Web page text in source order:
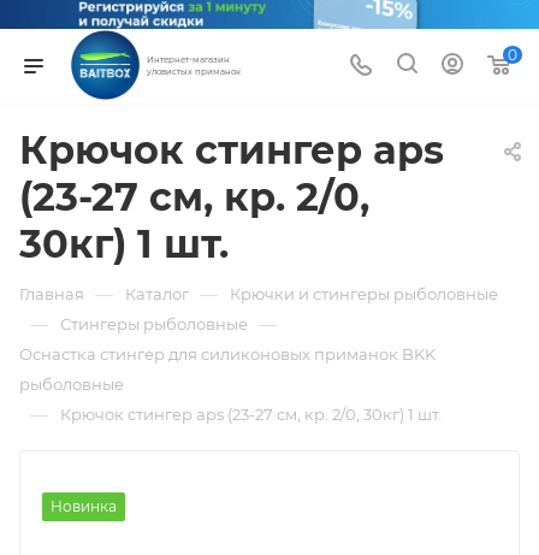
Интернет-магазин
уловистых приманок
0
Крючок стингер aps
(23-27 см, кр. 2/0,
30кг) 1 шт.
Главная — Каталог — Крючки и стингеры рыболовные
— Стингеры рыболовные —
Оснастка стингер для силиконовых приманок BKK
рыболовные
— Крючок стингер aps (23-27 см, кр. 2/0, 30кг) 1 шт.
Новинка